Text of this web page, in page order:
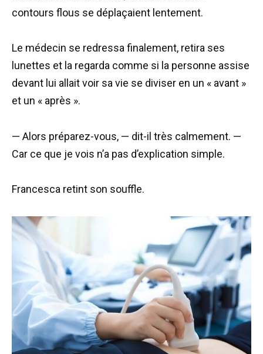
contours flous se déplaçaient lentement.
Le médecin se redressa finalement, retira ses
lunettes et la regarda comme si la personne assise
devant lui allait voir sa vie se diviser en un « avant »
et un « après ».
— Alors préparez-vous, — dit-il très calmement. —
Car ce que je vois n’a pas d’explication simple.
Francesca retint son souffle.